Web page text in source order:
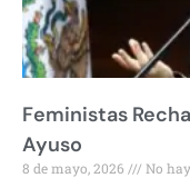
Feministas
Ayuso
8 de mayo, 2026 No